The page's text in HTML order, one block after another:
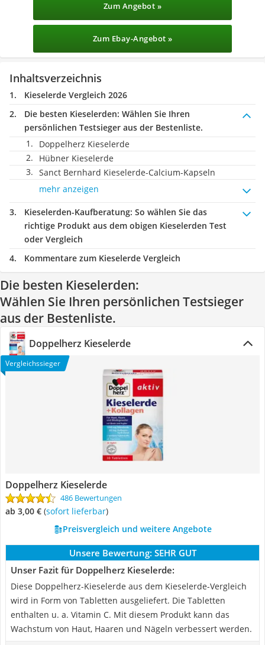
Zum Angebot »
Zum Ebay-Angebot »
Inhaltsverzeichnis
Kieselerde Vergleich 2026
Die besten Kieselerden: Wählen Sie Ihren
persönlichen Testsieger aus der Bestenliste.
Doppelherz Kieselerde
Hübner Kieselerde
Sanct Bernhard Kieselerde-Calcium-Kapseln
mehr anzeigen
Kieselerden-Kaufberatung: So wählen Sie das
richtige Produkt aus dem obigen Kieselerden Test
oder Vergleich
Kommentare zum Kieselerde Vergleich
Die besten Kieselerden:
Wählen Sie Ihren persönlichen Testsieger
aus der Bestenliste.
Doppelherz Kieselerde
Vergleichssieger
Doppelherz Kieselerde
486 Bewertungen
ab 3,00 € ( Sofort lieferbar)
Preisvergleich und weitere Angebote
Unsere Bewertung: SEHR GUT
Unser Fazit für Doppelherz Kieselerde:
Diese Doppelherz-Kieselerde aus dem Kieselerde-Vergleich
wird in Form von Tabletten ausgeliefert. Die Tabletten
enthalten u. a. Vitamin C. Mit diesem Produkt kann das
Wachstum von Haut, Haaren und Nägeln verbessert werden.